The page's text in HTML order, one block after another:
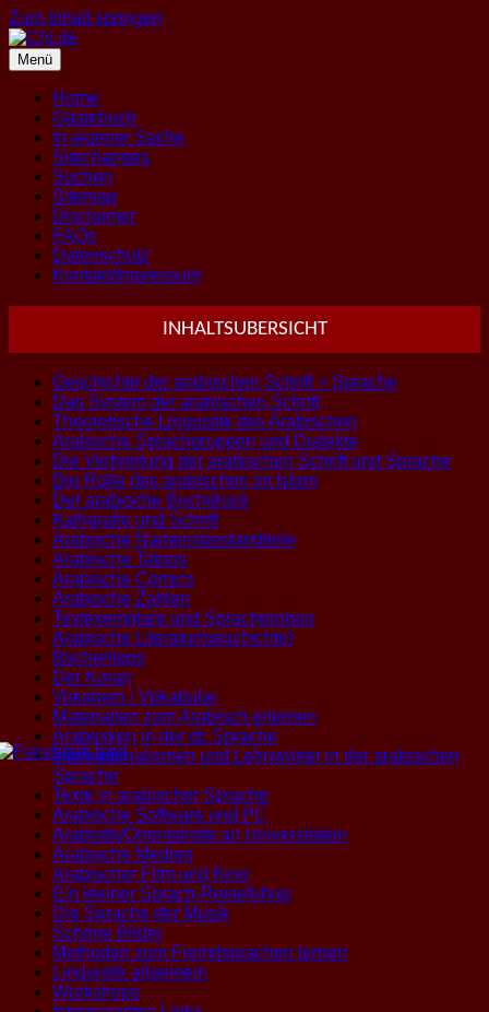
Zum Inhalt springen
Menü
Home
Gästebuch
In eigener Sache
Sitechanges
Suchen
Sitemap
Disclaimer
FAQs
Datenschutz
Kontakt/Impressum
INHALTSUBERSICHT
Geschichte der arabischen Schrift + Sprache
Das System der arabischen Schrift
Theoretische Linguistik des Arabischen
Arabische Sprachgruppen und Dialekte
Die Verbreitung der arabischen Schrift und Sprache
Die Rolle des arabischen im Islam
Der arabische Buchdruck
Kalligrafie und Schrift
Arabische Namensbestandteile
Arabische Tatoos
Arabische Comics
Arabische Zahlen
Textexemplare und Sprachproben
Arabische Literatur(geschichte)
Büchertipps
Der Koran
Vokabeln / Vokabular
Materialien zum Arabisch erlernen
Arabesken in der dt. Sprache
Internationalismen und Lehnwörter in der arabischen
Sprache
Texte in arabischer Sprache
Arabische Software und PC
Arabistik/Orientalistik an Universitäten
Arabische Medien
Arabischer Film und Kino
Ein kleiner Sprach-Reiseführer
Die Sprache der Musik
Schöne Bilder
Methoden zum Fremdsprachen lernen
Linguistik allgemein
Workshops